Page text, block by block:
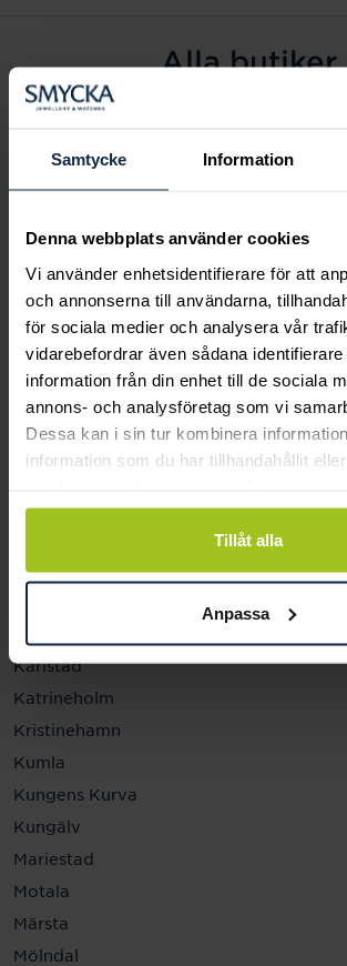
Samtycke Information
Denna webbplats använder cookies
Vi använder enhetsidentifierare för att
och annonserna till användarna,
för sociala medier och analysera vår
vidarebefordrar även sådana
information från din enhet till de sociala
annons- och analysföretag som vi
Dessa kan i sin tur kombinera
information som du har tillhandahållit
Tillåt alla
Anpassa
Alla butiker
Alingsås
Arvidsjaur
Eksjö
Fagersta
Farsta
Gävle
Halmstad
Halmstad Hallarna
Haninge
Helsingborg
Jönköping
Karlstad
Katrineholm
Kristinehamn
Kumla
Kungens Kurva
Kungälv
Mariestad
Motala
Märsta
Mölndal